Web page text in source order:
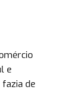
e
de